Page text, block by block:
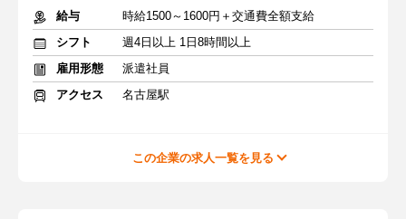
給与
時給1500～1600円＋交通費全額支給
シフト
週4日以上 1日8時間以上
雇用形態
派遣社員
アクセス
名古屋駅
この企業の求人一覧を見る